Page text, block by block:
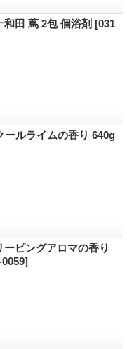
田 蔦 2包 個浴剤 [031
ールライムの香り 640g
ピングアロマの香り